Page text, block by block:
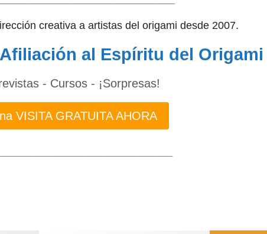
creativa a artistas del origami desde 2007.
al Espíritu del Origami
- Cursos - ¡Sorpresas!
VISITA GRATUITA AHORA